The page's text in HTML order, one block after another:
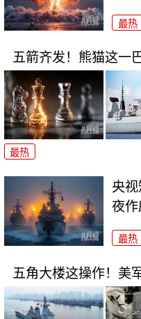
最热
五箭齐发！熊猫这一
最热
央
夜
最热
五角大楼这操作！美